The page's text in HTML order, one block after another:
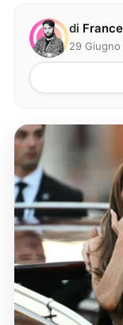
di
29 Giugno